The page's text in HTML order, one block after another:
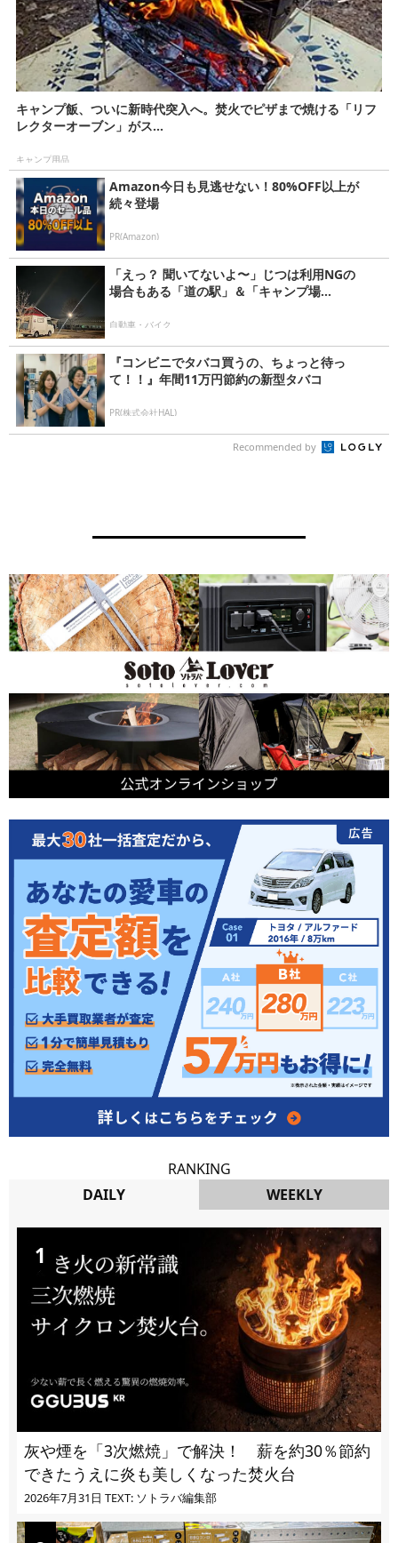
キャンプ飯、ついに新時代突入へ。焚火でピザまで焼ける「リフ
レクターオーブン」がス...
キャンプ用品
Amazon今日も見逃せない！80%OFF以上が
続々登場
PR(Amazon)
「えっ？ 聞いてないよ〜」じつは利用NGの
場合もある「道の駅」＆「キャンプ場...
自動車・バイク
『コンビニでタバコ買うの、ちょっと待っ
て！！』年間11万円節約の新型タバコ
PR(株式会社HAL)
Recommended by
RANKING
DAILY
WEEKLY
灰や煙を「3次燃焼」で解決！ 薪を約30％節約
できたうえに炎も美しくなった焚火台
2026年7月31日 TEXT: ソトラバ編集部